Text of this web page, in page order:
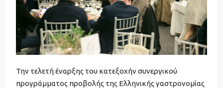
Την τελετή έναρξης του κατεξοχήν συνεργικού
προγράμματος προβολής της Ελληνικής γαστρονομίας